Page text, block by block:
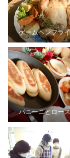
ゲームヘンフラ
パニーニとロー